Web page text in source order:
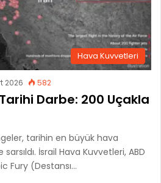
Hava Kuvvetleri
2026 582
Darbe: 200 Uçakla
tarihin en büyük hava
İsrail Hava Kuvvetleri, ABD
Fury (Destansı…